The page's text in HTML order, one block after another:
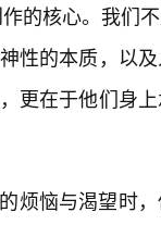
的核心。我们
性的本质，以
更在于他们身
烦恼与渴望时